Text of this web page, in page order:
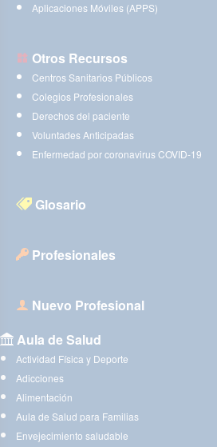
Aplicaciones Móviles (APPS)
Otros Recursos
Centros Sanitarios Públicos
Colegios Profesionales
Derechos del paciente
Voluntades Anticipadas
Enfermedad por coronavirus COVID-19
Glosario
Profesionales
Nuevo Profesional
Aula de Salud
Actividad Física y Deporte
Adicciones
Alimentación
Aula de Salud para Familias
Envejecimiento saludable